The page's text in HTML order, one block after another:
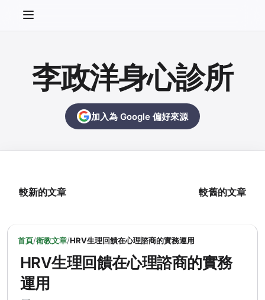
李政洋身心診所
加入為 Google 偏好來源
較新的文章 較舊的文章
首頁/衛教文章/HRV生理回饋在心理諮商的實務運用
HRV生理回饋在心理諮商的實務
運用